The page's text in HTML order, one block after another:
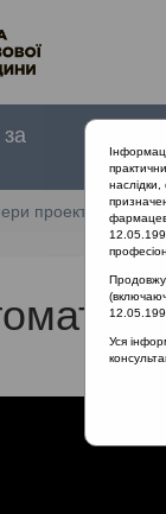
проекту
Уся